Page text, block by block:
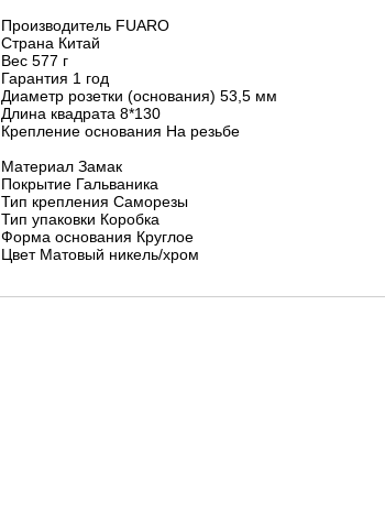
Производитель FUARO
Страна Китай
Вес 577 г
Гарантия 1 год
Диаметр розетки (основания) 53,5 мм
Длина квадрата 8*130
Крепление основания На резьбе
Материал Замак
Покрытие Гальваника
Тип крепления Саморезы
Тип упаковки Коробка
Форма основания Круглое
Цвет Матовый никель/хром